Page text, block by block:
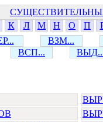
К Л М Н О П
ВЗМ...
ВСП...